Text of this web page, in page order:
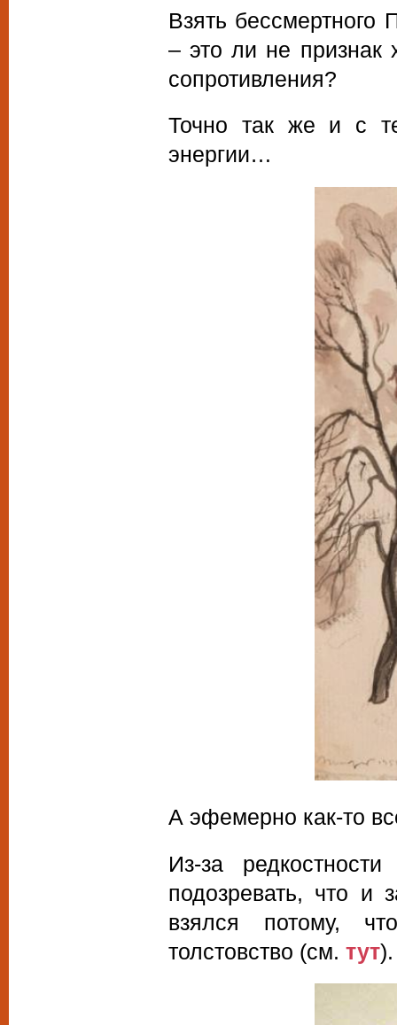
Взять
– это ли не признак
сопротивления?
Точно так же и с
энергии…
А эфемерно как-то
Из-за
подозревать, что и
взялся потому,
толстовство (см. тут).